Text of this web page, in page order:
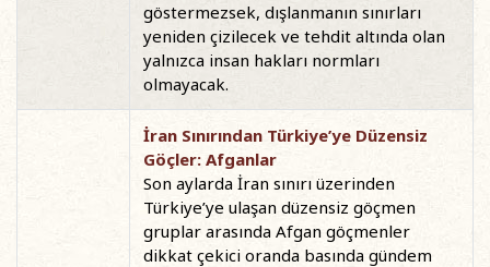
göstermezsek, dışlanmanın sınırları
yeniden çizilecek ve tehdit altında olan
yalnızca insan hakları normları
olmayacak.
İran Sınırından Türkiye’ye Düzensiz
Göçler: Afganlar
Son aylarda İran sınırı üzerinden
Türkiye’ye ulaşan düzensiz göçmen
gruplar arasında Afgan göçmenler
dikkat çekici oranda basında gündem